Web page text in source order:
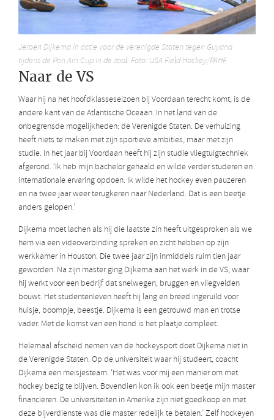
Jeroen Dijkema in actie voor de Verenigde Staten tegen Guyana
tijdens de Pan Am Cup in de zaal. Foto: USA Field Hockey/PAHF
Naar de VS
Waar hij na het hoofdklasseseizoen bij Voordaan terecht komt, is de
andere kant van de Atlantische Oceaan. In het land van de
onbegrensde mogelijkheden: de Verenigde Staten. De verhuizing
heeft niets te maken met zijn sportieve ambities, maar met zijn
studie. In het jaar bij Voordaan heeft hij zijn studie vliegtuigtechniek
afgerond. ‘Ik heb mijn bachelor gehaald en wilde verder studeren en
internationale ervaring opdoen. Ik wilde het hockey even pauzeren
en na twee jaar weer terugkeren naar Nederland. Dat is een beetje
anders gelopen.’
Dijkema moet lachen als hij die laatste zin heeft uitgesproken als we
hem via een videoverbinding spreken en zicht hebben op zijn
werkkamer in Houston. Die twee jaar zijn inmiddels ruim tien jaar
geworden. Na zijn master ging Dijkema aan het werk in de VS, waar
hij werkt voor een bedrijf dat snelwegen, bruggen en vliegvelden
bouwt. Het studentenleven heeft hij lang en breed ingeruild voor
huisje, boompje, beestje. Dijkema is een getrouwd man en trotse
vader. Met de komst van een hond is het plaatje compleet.
Helemaal afscheid nemen van de hockeysport doet Dijkema niet in
de Verenigde Staten. Op de universiteit waar hij studeert, coacht
Dijkema een meisjesteam. ‘Het was voor mij een manier om met
hockey bezig te blijven. Bovendien kon ik ook een beetje mijn master
financieren. De universiteiten in Amerika zijn niet goedkoop en met
deze bijverdienste was die master redelijk te betalen.’ Zelf hockeyen